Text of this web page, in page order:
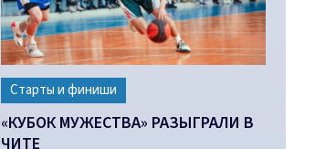
Старты и финиши
«КУБОК МУЖЕСТВА» РАЗЫГРАЛИ В
ЧИТЕ